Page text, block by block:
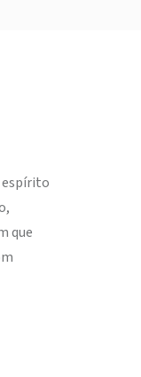
espírito
que